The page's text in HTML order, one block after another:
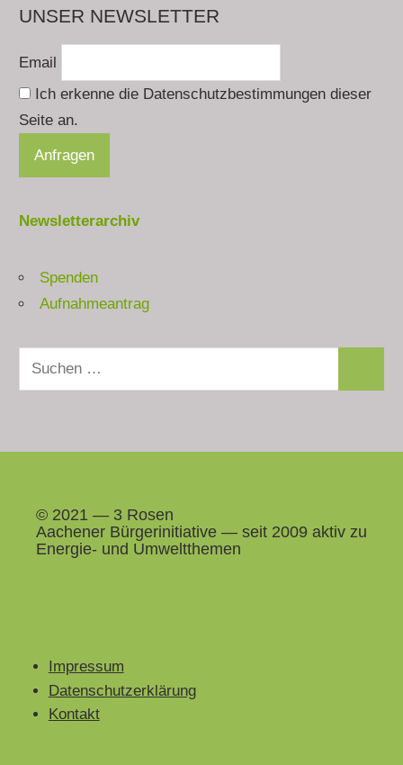
UNSER NEWSLETTER
Email
Ich erkenne die Datenschutzbestimmungen dieser
Seite an.
Newsletterarchiv
Spenden
Aufnahmeantrag
Suchen
nach:
© 2021 — 3 Rosen
Aach­en­er Bürg­erini­tia­tive — seit 2009 aktiv zu
Energie- und Umweltthemen
Impressum
Datenschutzerklärung
Kontakt